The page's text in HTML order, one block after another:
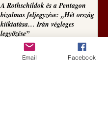
A Rothschildok és a Pentagon
bizalmas feljegyzése: „Hét ország
kiiktatása… Irán végleges
legyőzése”
Új Történelem
Email Facebook